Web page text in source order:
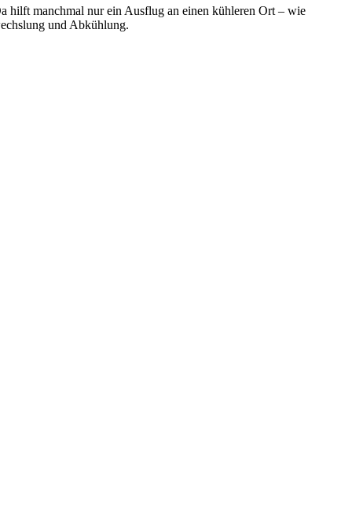
hilft manchmal nur ein Ausflug an einen kühleren Ort – wie
und Abkühlung.